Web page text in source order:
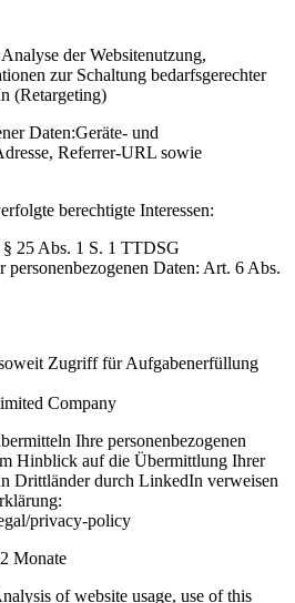
Analyse der Websitenutzung,
zur Schaltung bedarfsgerechter
(Retargeting)
Daten:Geräte- und
Referrer-URL sowie
berechtigte Interessen:
§ 25 Abs. 1 S. 1 TTDSG
personenbezogenen Daten: Art. 6 Abs.
Zugriff für Aufgabenerfüllung
Company
Ihre personenbezogenen
Hinblick auf die Übermittlung Ihrer
Drittländer durch LinkedIn verweisen
privacy-policy
Monate
of website usage, use of this